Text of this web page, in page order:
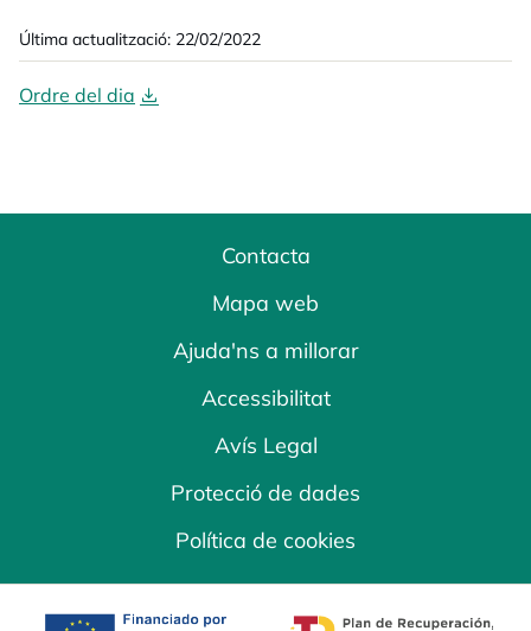
Última actualització: 22/02/2022
Ordre del dia
Contacta
Mapa web
Ajuda'ns a millorar
Accessibilitat
Avís Legal
Protecció de dades
Política de cookies